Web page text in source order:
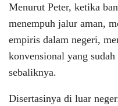
Menurut Peter, ketika
menempuh jalur aman,
empiris dalam negeri,
konvensional yang
sebaliknya.
Disertasinya di luar